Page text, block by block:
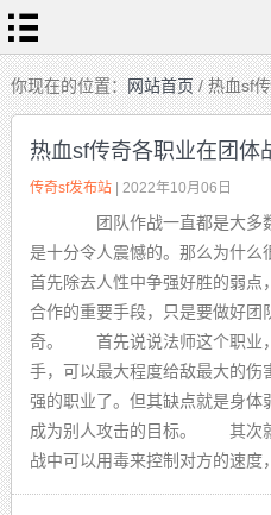
首
页
今
日
新
开
传
奇
网
站
热
血
传
奇
私
服
传
奇
sf
发
布
站
新
开
合
击
传
奇
你现在的位置：网站首页/ 热血sf
热血sf传奇各职业在团体
传奇sf发布站 | 2022年10月06日
团队作战一直都是大多
是十分令人震憾的。那么为什么
首先除去人性中争强好胜的弱点
合作的重要手段，只是要做好团
奇。 首先说说法师这个职业
手，可以最大程度给敌最大的
强的职业了。但其缺点就是身体
成为别人攻击的目标。 其次
战中可以用毒来控制对方的速度